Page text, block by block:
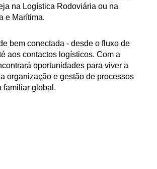
na Logística Rodoviária ou na
e Marítima.
bem conectada - desde o fluxo de
aos contactos logísticos. Com a
oportunidades para viver a
organização e gestão de processos
familiar global.